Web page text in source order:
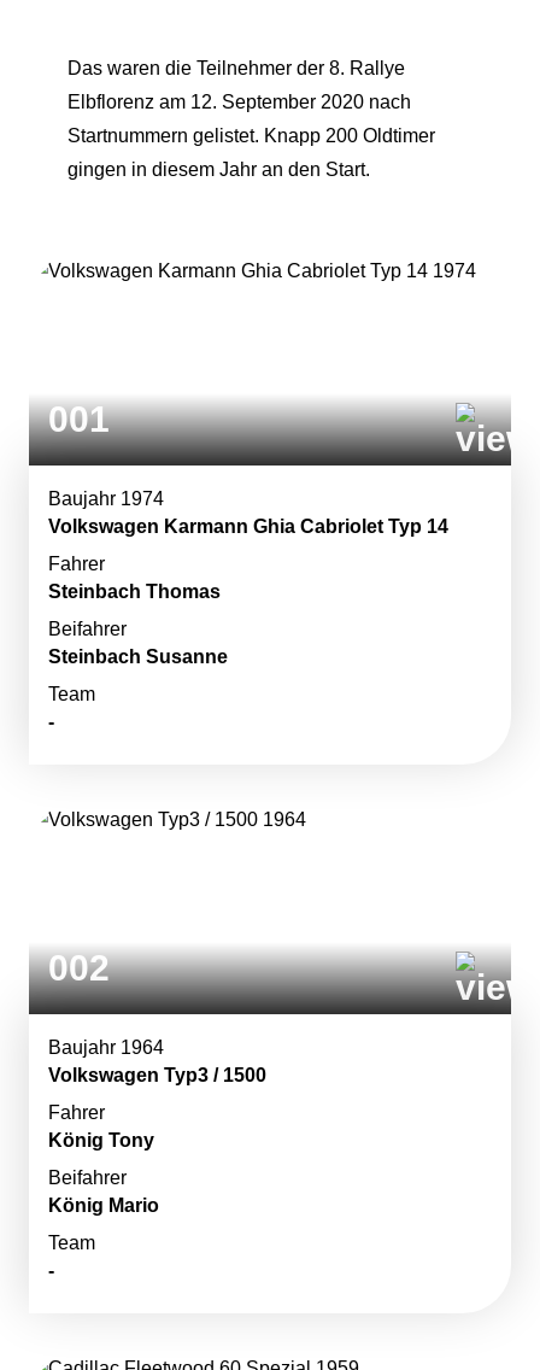
Das waren die Teilnehmer der 8. Rallye
Elbflorenz am 12. September 2020 nach
Startnummern gelistet. Knapp 200 Oldtimer
gingen in diesem Jahr an den Start.
001
Baujahr 1974
Volkswagen Karmann Ghia Cabriolet Typ 14
Fahrer
Steinbach Thomas
Beifahrer
Steinbach Susanne
Team
-
002
Baujahr 1964
Volkswagen Typ3 / 1500
Fahrer
König Tony
Beifahrer
König Mario
Team
-